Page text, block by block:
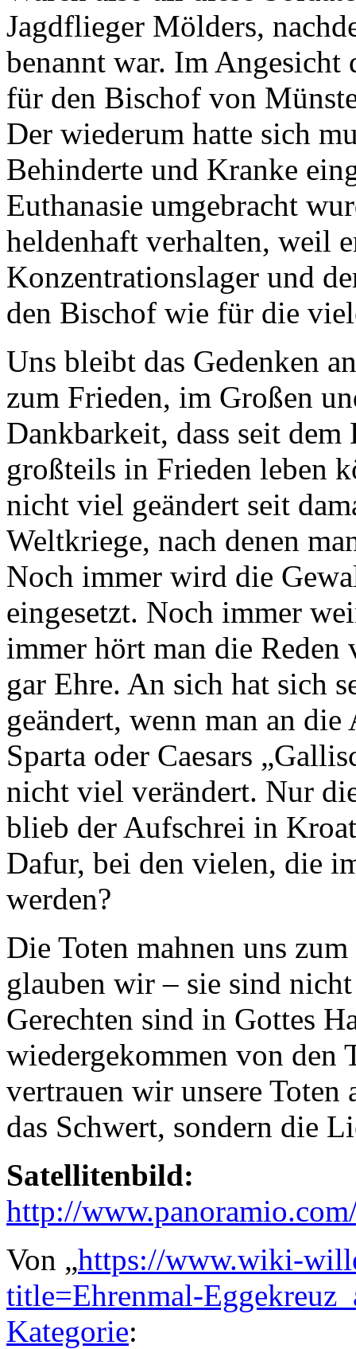
Jagdflieger Mölders,
benannt war. Im Angesicht
für den Bischof von
Der wiederum hatte sich
Behinderte und Kranke
Euthanasie umgebracht
heldenhaft verhalten, weil
Konzentrationslager und
den Bischof wie für die
Uns bleibt das Gedenken
zum Frieden, im Großen
Dankbarkeit, dass seit
großteils in Frieden leben
nicht viel geändert seit
Weltkriege, nach denen
Noch immer wird die
eingesetzt. Noch immer
immer hört man die
gar Ehre. An sich hat sich
geändert, wenn man an
Sparta oder Caesars
nicht viel verändert. Nur
blieb der Aufschrei in
Dafur, bei den vielen, die
werden?
Die Toten mahnen uns
glauben wir – sie sind
Gerechten sind in Gottes
wiedergekommen von den
vertrauen wir unsere
das Schwert, sondern die
Satellitenbild:
http://
Von „https://www.wiki-
title=Ehrenmal-
Kategorie: